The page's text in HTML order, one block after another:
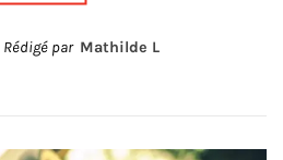
Rédigé par Mathilde L